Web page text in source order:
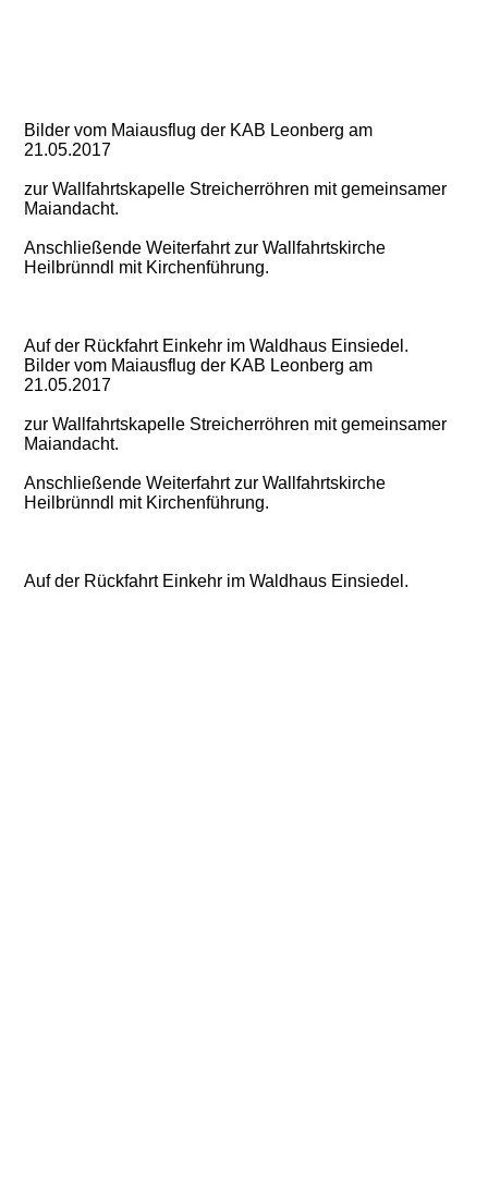
Bilder vom Maiausflug der KAB Leonberg am
21.05.2017
zur Wallfahrtskapelle Streicherröhren mit gemeinsamer
Maiandacht.
Anschließende Weiterfahrt zur Wallfahrtskirche
Heilbrünndl mit Kirchenführung.
Auf der Rückfahrt Einkehr im Waldhaus Einsiedel.
Bilder vom Maiausflug der KAB Leonberg am
21.05.2017
zur Wallfahrtskapelle Streicherröhren mit gemeinsamer
Maiandacht.
Anschließende Weiterfahrt zur Wallfahrtskirche
Heilbrünndl mit Kirchenführung.
Auf der Rückfahrt Einkehr im Waldhaus Einsiedel.